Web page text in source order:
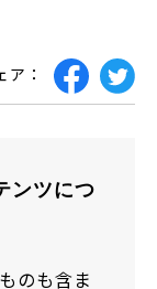
ア：
ンツにつ
のも含ま